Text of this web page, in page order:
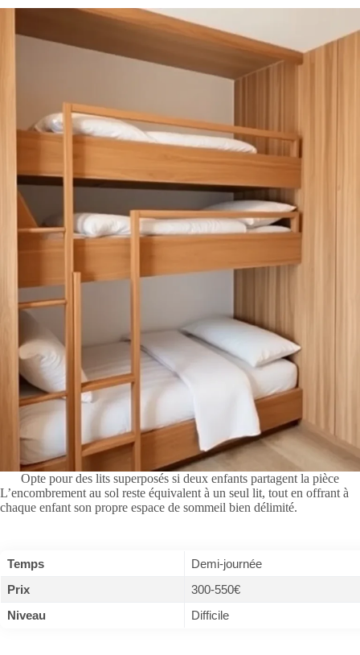
Opte pour des lits superposés si deux enfants partagent la pièce
L’encombrement au sol reste équivalent à un seul lit, tout en offrant à
chaque enfant son propre espace de sommeil bien délimité.
Temps
Demi-journée
Prix
300-550€
Niveau
Difficile